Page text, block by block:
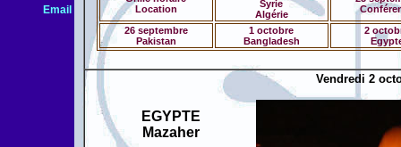
Email
Location
Syrie
Algérie
26 septembre
Pakistan
1 octobre
Bangladesh
2
Vendredi 2
EGYPTE
Mazaher